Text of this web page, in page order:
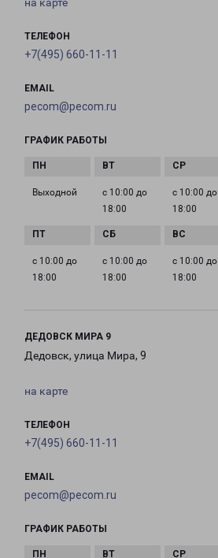
на карте
ТЕЛЕФОН
+7(495) 660-11-11
EMAIL
pecom@pecom.ru
ГРАФИК РАБОТЫ
Выходной
с 10:00 до
18:00
с 10:00 до
18:00
с 10:00 до
18:00
с 10:00 до
18:00
с 10:00 до
18:00
ДЕДОВСК МИРА 9
Дедовск, улица Мира, 9
на карте
ТЕЛЕФОН
+7(495) 660-11-11
EMAIL
pecom@pecom.ru
ГРАФИК РАБОТЫ